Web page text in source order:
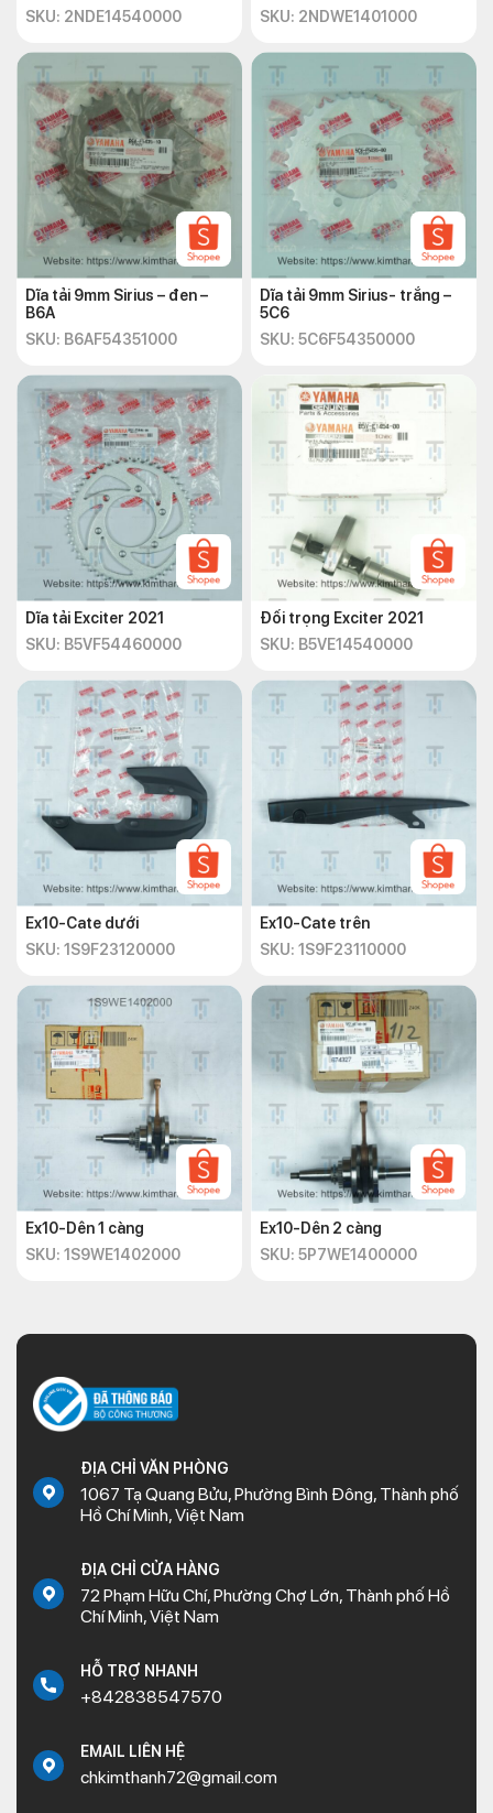
SKU: 2NDE14540000
SKU: 2NDWE1401000
Dĩa tải 9mm Sirius – đen –
B6A
SKU: B6AF54351000
Dĩa tải 9mm Sirius- trắng –
5C6
SKU: 5C6F54350000
Dĩa tải Exciter 2021
SKU: B5VF54460000
Đối trọng Exciter 2021
SKU: B5VE14540000
Ex10-Cate dưới
SKU: 1S9F23120000
Ex10-Cate trên
SKU: 1S9F23110000
Ex10-Dên 1 càng
SKU: 1S9WE1402000
Ex10-Dên 2 càng
SKU: 5P7WE1400000
ĐỊA CHỈ VĂN PHÒNG
1067 Tạ Quang Bửu, Phường Bình Đông, Thành phố
Hồ Chí Minh, Việt Nam
ĐỊA CHỈ CỬA HÀNG
72 Phạm Hữu Chí, Phường Chợ Lớn, Thành phố Hồ
Chí Minh, Việt Nam
HỖ TRỢ NHANH
+842838547570
EMAIL LIÊN HỆ
chkimthanh72@gmail.com